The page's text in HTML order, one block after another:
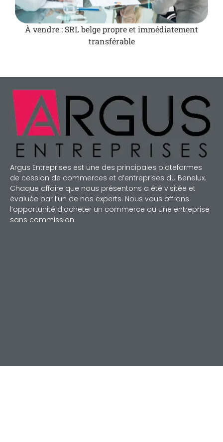
À vendre : SRL belge propre et immédiatement
transférable
Argus Entreprises est une des principales plateformes
de cession de commerces et d’entreprises du Benelux.
Chaque affaire que nous présentons a été visitée et
évaluée par l’un de nos experts. Nous vous offrons
l’opportunité d’acheter un commerce ou une entreprise
sans commission.